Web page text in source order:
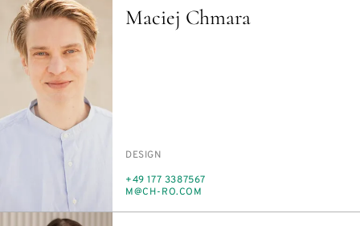
Maciej Chmara
PERSON_RESEARCH_SUBJECT
DE­SIGN
TELEFON
+49 177 3387567
E-
M@CH-RO.COM